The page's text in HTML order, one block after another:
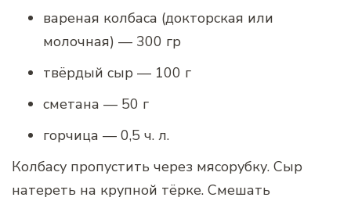
вареная колбаса (докторская или
молочная) — 300 гр
твёрдый сыр — 100 г
сметана — 50 г
горчица — 0,5 ч. л.
Колбасу пропустить через мясорубку. Сыр
натереть на крупной тёрке. Смешать